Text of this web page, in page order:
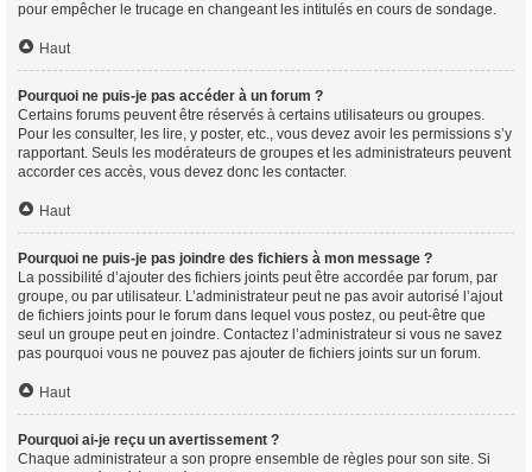
pour empêcher le trucage en changeant les intitulés en cours de sondage.
Haut
Pourquoi ne puis-je pas accéder à un forum ?
Certains forums peuvent être réservés à certains utilisateurs ou groupes.
Pour les consulter, les lire, y poster, etc., vous devez avoir les permissions s’y
rapportant. Seuls les modérateurs de groupes et les administrateurs peuvent
accorder ces accès, vous devez donc les contacter.
Haut
Pourquoi ne puis-je pas joindre des fichiers à mon message ?
La possibilité d’ajouter des fichiers joints peut être accordée par forum, par
groupe, ou par utilisateur. L’administrateur peut ne pas avoir autorisé l’ajout
de fichiers joints pour le forum dans lequel vous postez, ou peut-être que
seul un groupe peut en joindre. Contactez l’administrateur si vous ne savez
pas pourquoi vous ne pouvez pas ajouter de fichiers joints sur un forum.
Haut
Pourquoi ai-je reçu un avertissement ?
Chaque administrateur a son propre ensemble de règles pour son site. Si